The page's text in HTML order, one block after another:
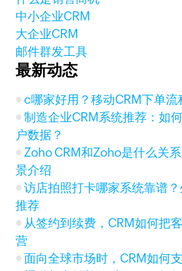
中小企业CRM
大企业CRM
邮件群发工具
最新动态
c哪家好用？移动CRM下单流
制造企业CRM系统推荐：如
户数据？
Zoho CRM和Zoho是什么关
景介绍
访店拍照打卡哪家系统靠谱
推荐
从签约到续费，CRM如何把
营
面向全球市场时，CRM如何